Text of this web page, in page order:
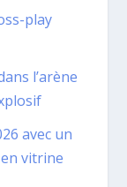
play
l’arène
avec un
vitrine